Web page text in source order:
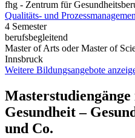
fhg - Zentrum für
Qualitäts- und
4 Semester
berufsbegleitend
Master of Arts oder Master of
Innsbruck
Weitere Bildungsangebote
Gesundheit –
und Co.